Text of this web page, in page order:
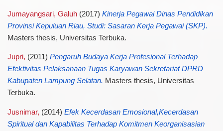
Jumayangsari, Galuh(2017) Kinerja Pegawai Dinas Pendidikan
Provinsi Kepuluan Riau, Studi: Sasaran Kerja Pegawai (SKP).
Masters thesis, Universitas Terbuka.
Jupri, (2011) Pengaruh Budaya Kerja Profesional Terhadap
Efektivitas Pelaksanaan Tugas Karyawan Sekretariat DPRD
Kabupaten Lampung Selatan. Masters thesis, Universitas
Terbuka.
Jusnimar, (2014) Efek Kecerdasan Emosional,Kecerdasan
Spiritual dan Kapabilitas Terhadap Komitmen Keorganisasian